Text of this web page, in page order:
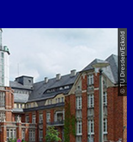
© TU Dresden/Eckold